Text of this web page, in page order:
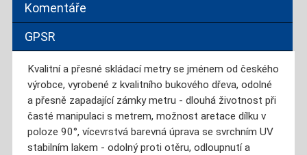
Komentáře
GPSR
Kvalitní a přesné skládací metry se jménem od českého
výrobce, vyrobené z kvalitního bukového dřeva, odolné
a přesně zapadající zámky metru - dlouhá životnost při
časté manipulaci s metrem, možnost aretace dílku v
poloze 90°, vícevrstvá barevná úprava se svrchním UV
stabilním lakem - odolný proti otěru, odloupnutí a